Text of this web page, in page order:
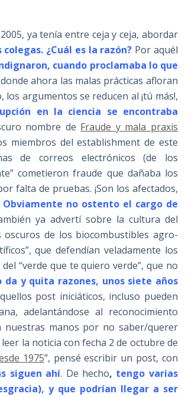
ya tenía entre ceja y ceja, abordar
¿Cuál es la razón? Por aquél
cuando proclamaba lo que
ahora las malas prácticas afloran
argumentos se reducen al ¡tú más!,
en la ciencia se encontraba
nombre de Fraude y mala praxis
miembros del establishment de este
de correos electrónicos (de los
cometieron fraude que dañaba los
falta de pruebas. ¡Son los afectados,
Obviamente no ostento el cargo de
ya advertí sobre la cultura del
de los biocombustibles agro-
que defendían veladamente los
“verde que te quiero verde”, que no
da y quita razones, unos siete años
post iniciáticos, incluso pueden
adelantándose al reconocimiento
nuestras manos por no saber/querer
la noticia con fecha 2 de octubre de
1975”, pensé escribir un post, con
siguen ahí. De hecho, tengo varias
y que podrían llegar a ser